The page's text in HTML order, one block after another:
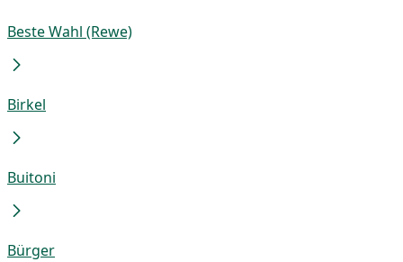
Beste Wahl (Rewe)
Birkel
Buitoni
Bürger